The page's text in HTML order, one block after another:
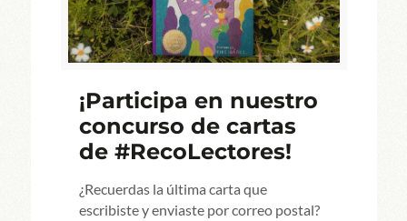
¡Participa en nuestro
concurso de cartas
de #RecoLectores!
¿Recuerdas la última carta que
escribiste y enviaste por correo postal?